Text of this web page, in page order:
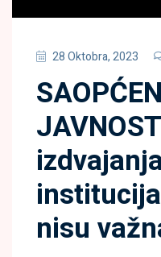
28 Oktobra, 2023
nisu